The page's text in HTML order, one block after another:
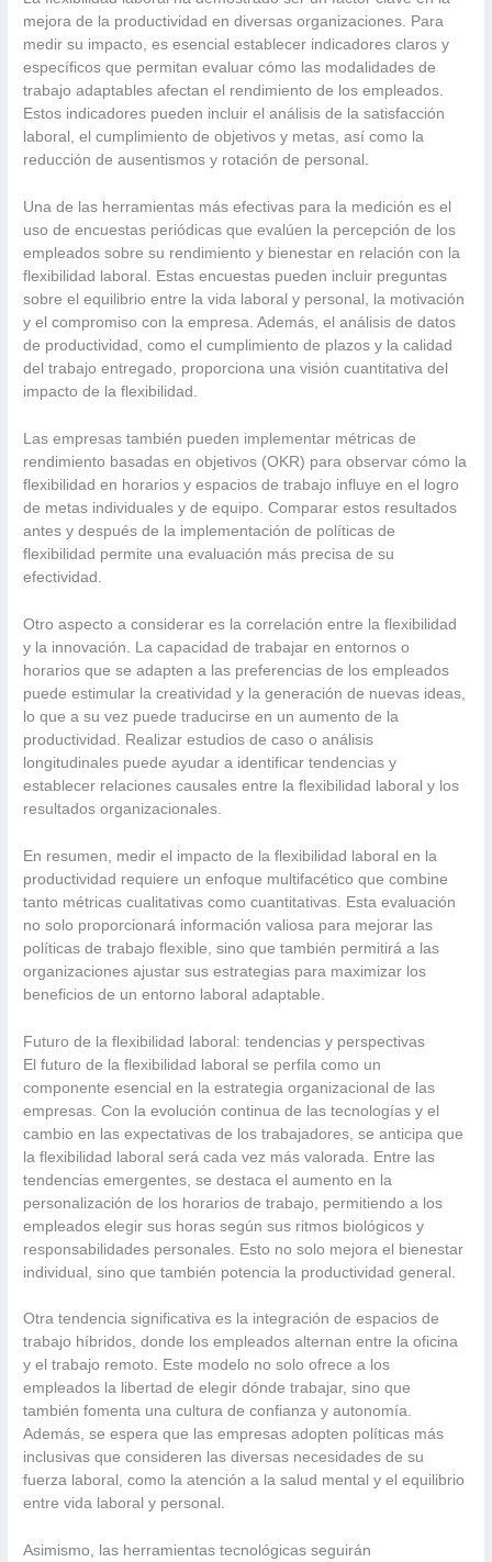
mejora de la productividad en diversas organizaciones. Para
medir su impacto, es esencial establecer indicadores claros y
específicos que permitan evaluar cómo las modalidades de
trabajo adaptables afectan el rendimiento de los empleados.
Estos indicadores pueden incluir el análisis de la satisfacción
laboral, el cumplimiento de objetivos y metas, así como la
reducción de ausentismos y rotación de personal.
Una de las herramientas más efectivas para la medición es el
uso de encuestas periódicas que evalúen la percepción de los
empleados sobre su rendimiento y bienestar en relación con la
flexibilidad laboral. Estas encuestas pueden incluir preguntas
sobre el equilibrio entre la vida laboral y personal, la motivación
y el compromiso con la empresa. Además, el análisis de datos
de productividad, como el cumplimiento de plazos y la calidad
del trabajo entregado, proporciona una visión cuantitativa del
impacto de la flexibilidad.
Las empresas también pueden implementar métricas de
rendimiento basadas en objetivos (OKR) para observar cómo la
flexibilidad en horarios y espacios de trabajo influye en el logro
de metas individuales y de equipo. Comparar estos resultados
antes y después de la implementación de políticas de
flexibilidad permite una evaluación más precisa de su
efectividad.
Otro aspecto a considerar es la correlación entre la flexibilidad
y la innovación. La capacidad de trabajar en entornos o
horarios que se adapten a las preferencias de los empleados
puede estimular la creatividad y la generación de nuevas ideas,
lo que a su vez puede traducirse en un aumento de la
productividad. Realizar estudios de caso o análisis
longitudinales puede ayudar a identificar tendencias y
establecer relaciones causales entre la flexibilidad laboral y los
resultados organizacionales.
En resumen, medir el impacto de la flexibilidad laboral en la
productividad requiere un enfoque multifacético que combine
tanto métricas cualitativas como cuantitativas. Esta evaluación
no solo proporcionará información valiosa para mejorar las
políticas de trabajo flexible, sino que también permitirá a las
organizaciones ajustar sus estrategias para maximizar los
beneficios de un entorno laboral adaptable.
Futuro de la flexibilidad laboral: tendencias y perspectivas
El futuro de la flexibilidad laboral se perfila como un
componente esencial en la estrategia organizacional de las
empresas. Con la evolución continua de las tecnologías y el
cambio en las expectativas de los trabajadores, se anticipa que
la flexibilidad laboral será cada vez más valorada. Entre las
tendencias emergentes, se destaca el aumento en la
personalización de los horarios de trabajo, permitiendo a los
empleados elegir sus horas según sus ritmos biológicos y
responsabilidades personales. Esto no solo mejora el bienestar
individual, sino que también potencia la productividad general.
Otra tendencia significativa es la integración de espacios de
trabajo híbridos, donde los empleados alternan entre la oficina
y el trabajo remoto. Este modelo no solo ofrece a los
empleados la libertad de elegir dónde trabajar, sino que
también fomenta una cultura de confianza y autonomía.
Además, se espera que las empresas adopten políticas más
inclusivas que consideren las diversas necesidades de su
fuerza laboral, como la atención a la salud mental y el equilibrio
entre vida laboral y personal.
Asimismo, las herramientas tecnológicas seguirán